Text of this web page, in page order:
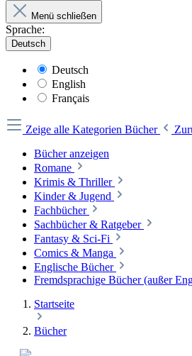
Menü schließen
Sprache:
Deutsch
Deutsch
English
Français
Zeige alle Kategorien Bücher
Bücher anzeigen
Romane
Krimis & Thriller
Kinder & Jugend
Fachbücher
Sachbücher & Ratgeber
Fantasy & Sci-Fi
Comics & Manga
Englische Bücher
Fremdsprachige Bücher (außer
Startseite
Bücher